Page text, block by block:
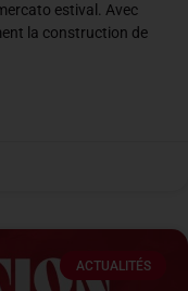
estival. Avec
la construction de
ACTUALITÉS